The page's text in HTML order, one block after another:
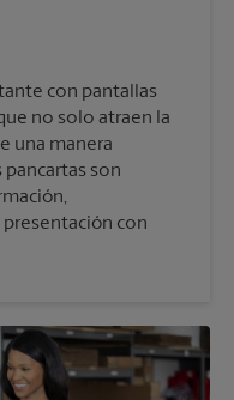
con pantallas
no solo atraen la
una manera
son
presentación con